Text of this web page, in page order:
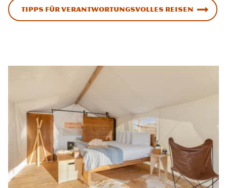
Tipps für verantwortungsvolles Reisen